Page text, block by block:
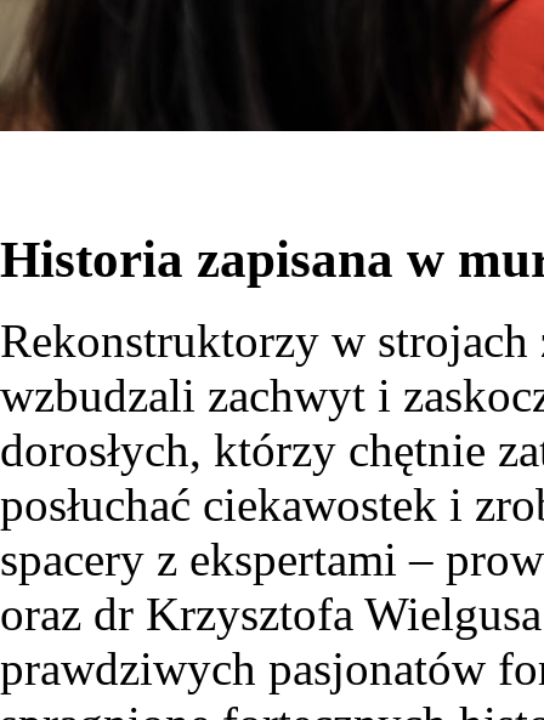
Historia zapisana w
Rekonstruktorzy w
wzbudzali zachwyt i
dorosłych, którzy chętnie
posłuchać ciekawostek i
spacery z ekspertami –
oraz dr Krzysztofa
prawdziwych pasjonatów